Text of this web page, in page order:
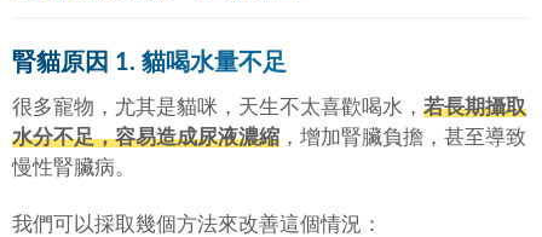
腎貓原因 1. 貓喝水量不足
很多寵物，尤其是貓咪，天生不太喜歡喝水， 若長期攝取
水分不足，容易造成尿液濃縮 ，增加腎臟負擔，甚至導致
慢性腎臟病。
我們可以採取幾個方法來改善這個情況：